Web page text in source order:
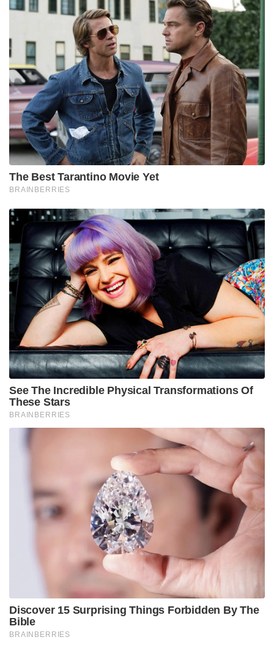
The Best Tarantino Movie Yet
BRAINBERRIES
See The Incredible Physical Transformations Of
These Stars
BRAINBERRIES
Discover 15 Surprising Things Forbidden By The
Bible
BRAINBERRIES